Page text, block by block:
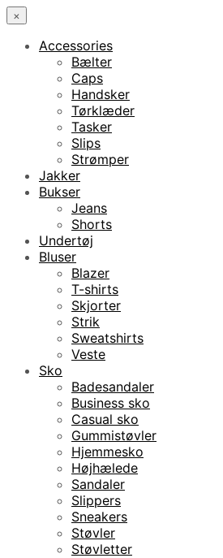
×
Accessories
Bælter
Caps
Handsker
Tørklæder
Tasker
Slips
Strømper
Jakker
Bukser
Jeans
Shorts
Undertøj
Bluser
Blazer
T-shirts
Skjorter
Strik
Sweatshirts
Veste
Sko
Badesandaler
Business sko
Casual sko
Gummistøvler
Hjemmesko
Højhælede
Sandaler
Slippers
Sneakers
Støvler
Støvletter